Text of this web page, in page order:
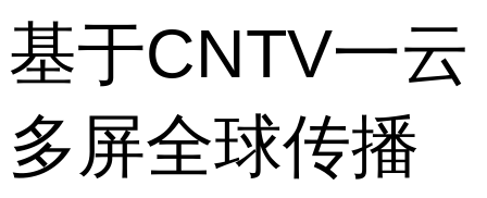
基于CNTV一云
多屏全球传播